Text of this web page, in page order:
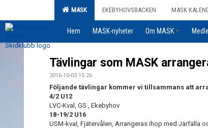
MASK EKEBYHOVSBACKEN MASK
Hem MASK-nyheter Om MASK
Tävlingar som MASK
2016-10-03 15:26
Följande tävlingar kommer vi tillsammans att
4/2 U12
LVC-Kval, GS , Ekebyhov
18-19/2 U16
USM-kval, Fjätervålen, Arrangeras ihop med Järfälla